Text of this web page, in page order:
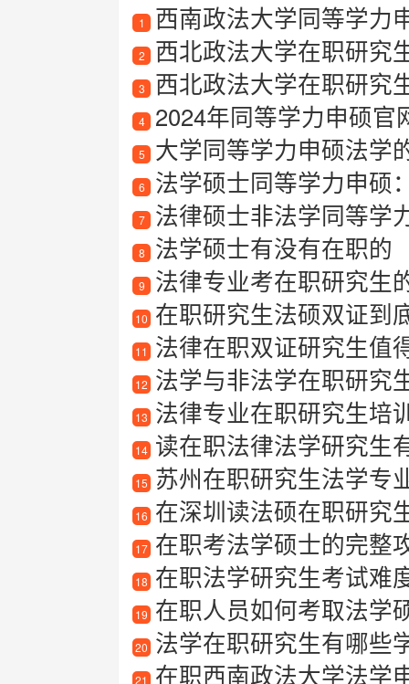
1 西南政法大学同等学力
2 西北政法大学在职研究
3 西北政法大学在职研究
4 2024年同等学力申硕
5 大学同等学力申硕法学
6 法学硕士同等学力申硕
7 法律硕士非法学同等学
8 法学硕士有没有在职的
9 法律专业考在职研究生
10 在职研究生法硕双证到底
11 法律在职双证研究生值得
12 法学与非法学在职研究
13 法律专业在职研究生培
14 读在职法律法学研究生有哪
15 苏州在职研究生法学专业
16 在深圳读法硕在职研究
17 在职考法学硕士的完整攻略
18 在职法学研究生考试难
19 在职人员如何考取法学
20 法学在职研究生有哪些
21 在职西南政法大学法学